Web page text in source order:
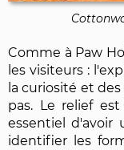
Comme à Paw
les visiteurs :
la curiosité et
pas. Le relief
essentiel d'avoir
identifier les